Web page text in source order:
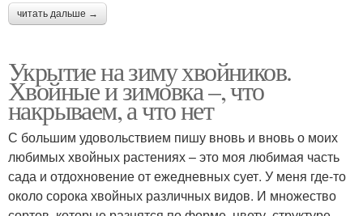
читать дальше →
Укрытие на зиму хвойников.
Хвойные и зимовка –, что
накрываем, а что нет
С большим удовольствием пишу вновь и вновь о моих
любимых хвойных растениях – это моя любимая часть
сада и отдохновение от ежедневных сует. У меня где-то
около сорока хвойных различных видов. И множество